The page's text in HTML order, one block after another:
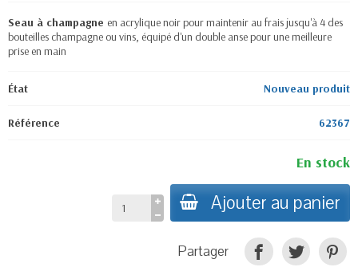
Seau à champagne en acrylique noir pour maintenir au frais jusqu'à 4 des
bouteilles champagne ou vins, équipé d'un double anse pour une meilleure
prise en main
État Nouveau produit
Référence 62367
En stock
Ajouter au panier
Partager